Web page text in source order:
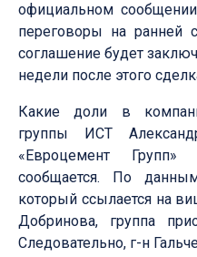
официальном
переговоры на ранней
соглашение будет
недели после этого
Какие доли в
группы ИСТ
«Евроцемент
сообщается. По данным
который ссылается на
Добринова, группа
Следовательно, г-н